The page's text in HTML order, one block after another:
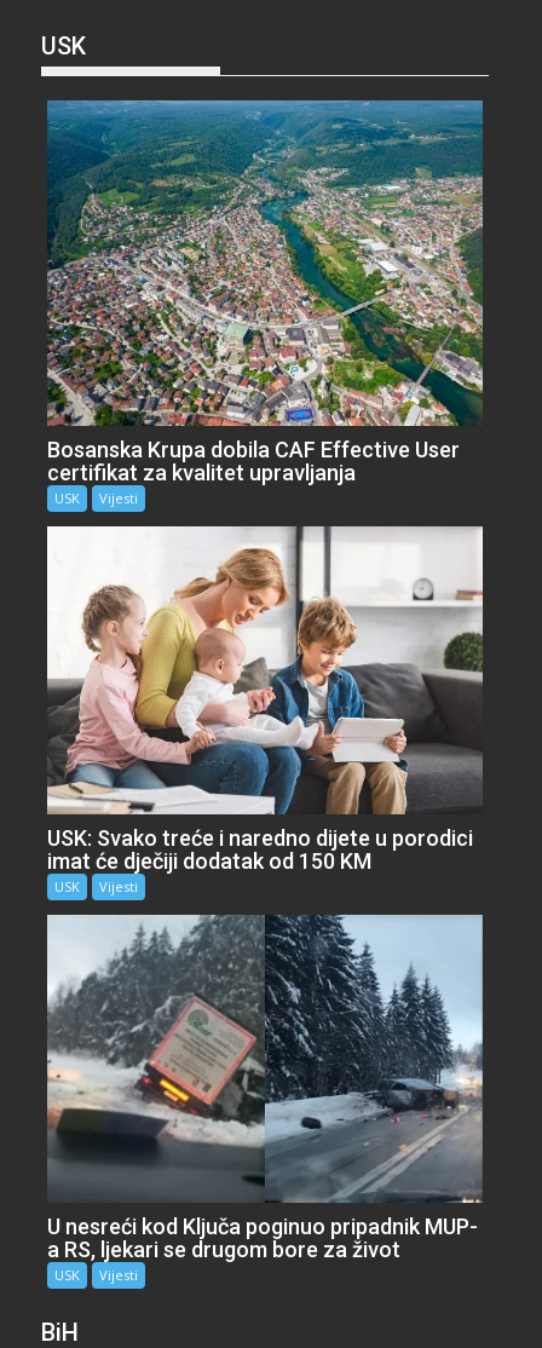
USK
Bosanska Krupa dobila CAF Effective User
certifikat za kvalitet upravljanja
USK Vijesti
USK: Svako treće i naredno dijete u porodici
imat će dječiji dodatak od 150 KM
USK Vijesti
U nesreći kod Ključa poginuo pripadnik MUP-
a RS, ljekari se drugom bore za život
USK Vijesti
BiH